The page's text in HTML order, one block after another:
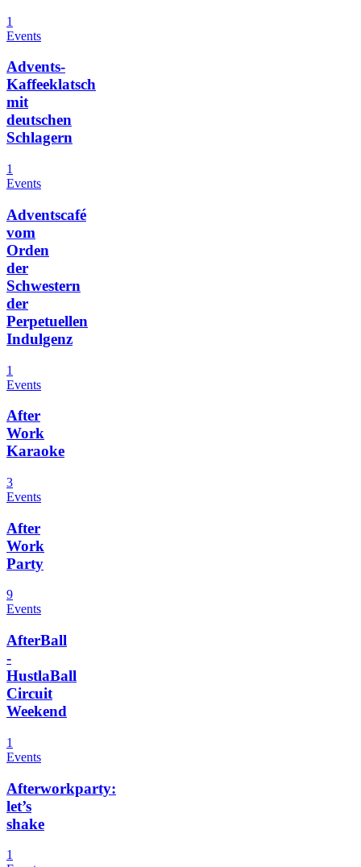
1
Events
Advents-
Kaffeeklatsch
mit
deutschen
Schlagern
1
Events
Adventscafé
vom
Orden
der
Schwestern
der
Perpetuellen
Indulgenz
1
Events
After
Work
Karaoke
3
Events
After
Work
Party
9
Events
AfterBall
-
HustlaBall
Circuit
Weekend
1
Events
Afterworkparty:
let’s
shake
1